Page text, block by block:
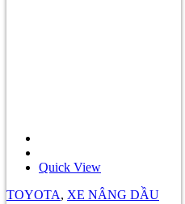
Quick View
TOYOTA, XE NÂNG DẦU